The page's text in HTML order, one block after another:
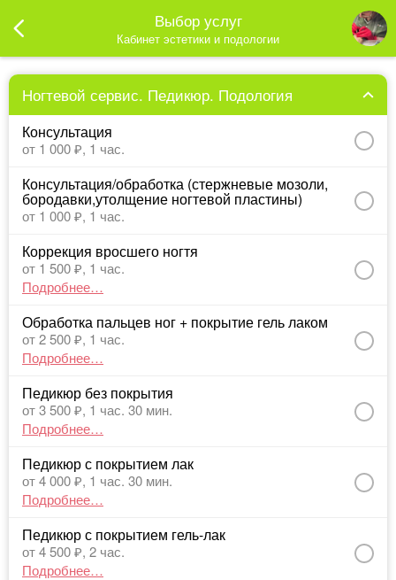
Выбор услуг
Кабинет эстетики и подологии
Ногтевой сервис. Педикюр. Подология
Консультация
от 1 000 ₽, 1 час.
Консультация/обработка (стержневые мозоли,
бородавки,утолщение ногтевой пластины)
от 1 000 ₽, 1 час.
Коррекция вросшего ногтя
от 1 500 ₽, 1 час.
Подробнее…
Обработка пальцев ног + покрытие гель лаком
от 2 500 ₽, 1 час.
Подробнее…
Педикюр без покрытия
от 3 500 ₽, 1 час. 30 мин.
Подробнее…
Педикюр с покрытием лак
от 4 000 ₽, 1 час. 30 мин.
Подробнее…
Педикюр с покрытием гель-лак
от 4 500 ₽, 2 час.
Подробнее…